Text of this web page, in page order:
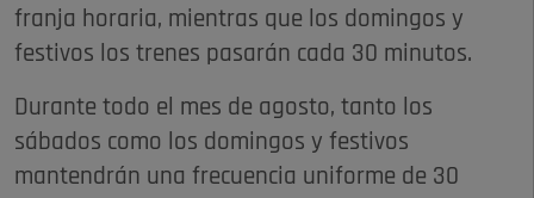
franja horaria, mientras que los domingos y
festivos los trenes pasarán cada 30 minutos.
Durante todo el mes de agosto, tanto los
sábados como los domingos y festivos
mantendrán una frecuencia uniforme de 30